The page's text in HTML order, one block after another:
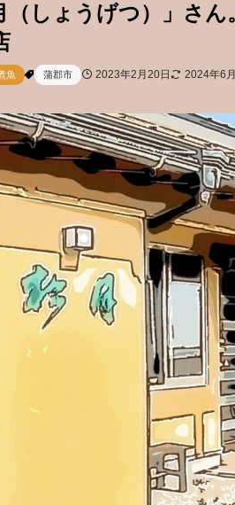
（しょうげつ）」さ
魚 蒲郡市 2023年2月20日 2024年6